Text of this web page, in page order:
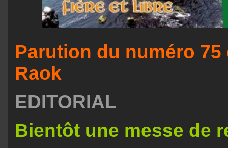
Parution du numéro 75
Raok
EDITORIAL
Bientôt une messe de